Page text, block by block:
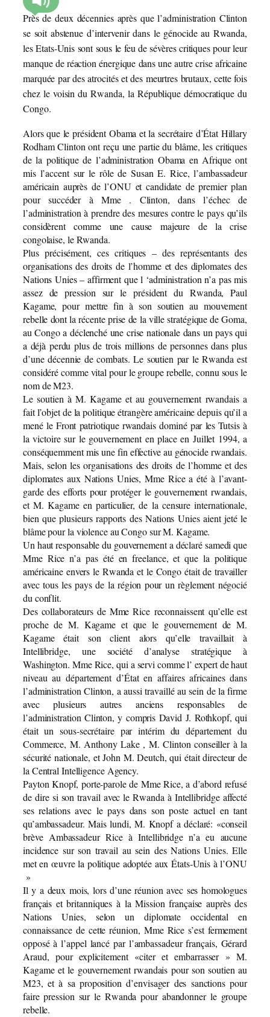
Près de deux décennies après que l’administration Clinton
se soit abstenue d’intervenir dans le génocide au Rwanda,
les Etats-Unis sont sous le feu de sévères critiques pour leur
manque de réaction énergique dans une autre crise africaine
marquée par des atrocités et des meurtres brutaux, cette fois
chez le voisin du Rwanda, la République démocratique du
Congo.
Alors que le président Obama et la secrétaire d’État Hillary
Rodham Clinton ont reçu une partie du blâme, les critiques
de la politique de l’administration Obama en Afrique ont
mis l’accent sur le rôle de Susan E. Rice, l’ambassadeur
américain auprès de l’ONU et candidate de premier plan
pour succéder à Mme . Clinton, dans l’échec de
l’administration à prendre des mesures contre le pays qu’ils
considèrent comme une cause majeure de la crise
congolaise, le Rwanda.
Plus précisément, ces critiques – des représentants des
organisations des droits de l’homme et des diplomates des
Nations Unies – affirment que l ‘administration n’a pas mis
assez de pression sur le président du Rwanda, Paul
Kagame, pour mettre fin à son soutien au mouvement
rebelle dont la récente prise de la ville stratégique de Goma,
au Congo a déclenché une crise nationale dans un pays qui
a déjà perdu plus de trois millions de personnes dans plus
d’une décennie de combats. Le soutien par le Rwanda est
considéré comme vital pour le groupe rebelle, connu sous le
nom de M23.
Le soutien à M. Kagame et au gouvernement rwandais a
fait l’objet de la politique étrangère américaine depuis qu’il a
mené le Front patriotique rwandais dominé par les Tutsis à
la victoire sur le gouvernement en place en Juillet 1994, a
conséquemment mis une fin effective au génocide rwandais.
Mais, selon les organisations des droits de l’homme et des
diplomates aux Nations Unies, Mme Rice a été à l’avant-
garde des efforts pour protéger le gouvernement rwandais,
et M. Kagame en particulier, de la censure internationale,
bien que plusieurs rapports des Nations Unies aient jeté le
blâme pour la violence au Congo sur M. Kagame.
Un haut responsable du gouvernement a déclaré samedi que
Mme Rice n’a pas été en freelance, et que la politique
américaine envers le Rwanda et le Congo était de travailler
avec tous les pays de la région pour un règlement négocié
du conflit.
Des collaborateurs de Mme Rice reconnaissent qu’elle est
proche de M. Kagame et que le gouvernement de M.
Kagame était son client alors qu’elle travaillait à
Intellibridge, une société d’analyse stratégique à
Washington. Mme Rice, qui a servi comme l’ expert de haut
niveau au département d’État en affaires africaines dans
l’administration Clinton, a aussi travaillé au sein de la firme
avec plusieurs autres anciens responsables de
l’administration Clinton, y compris David J. Rothkopf, qui
était un sous-secrétaire par intérim du département du
Commerce, M. Anthony Lake , M. Clinton conseiller à la
sécurité nationale, et John M. Deutch, qui était directeur de
la Central Intelligence Agency.
Payton Knopf, porte-parole de Mme Rice, a d’abord refusé
de dire si son travail avec le Rwanda à Intellibridge affecté
ses relations avec le pays dans son poste actuel en tant
qu’ambassadeur. Mais lundi, M. Knopf a déclaré: «conseil
brève Ambassadeur Rice à Intellibridge n’a eu aucune
incidence sur son travail au sein des Nations Unies. Elle
met en œuvre la politique adoptée aux États-Unis à l’ONU
»
Il y a deux mois, lors d’une réunion avec ses homologues
français et britanniques à la Mission française auprès des
Nations Unies, selon un diplomate occidental en
connaissance de cette réunion, Mme Rice s’est fermement
opposé à l’appel lancé par l’ambassadeur français, Gérard
Araud, pour explicitement «citer et embarrasser » M.
Kagame et le gouvernement rwandais pour son soutien au
M23, et à sa proposition d’envisager des sanctions pour
faire pression sur le Rwanda pour abandonner le groupe
rebelle.